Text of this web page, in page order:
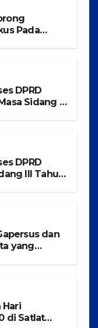
Pada
DPRD
Sidang III
DPRD
III Tahun
dan
yang
Hari
di Satlat